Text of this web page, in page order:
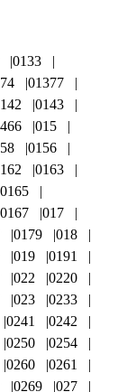
0133
01377
0143
015
0156
0163
0165
0167
017
0179
018
019
0191
022
0220
023
0233
0241
0242
0250
0254
0260
0261
0269 027